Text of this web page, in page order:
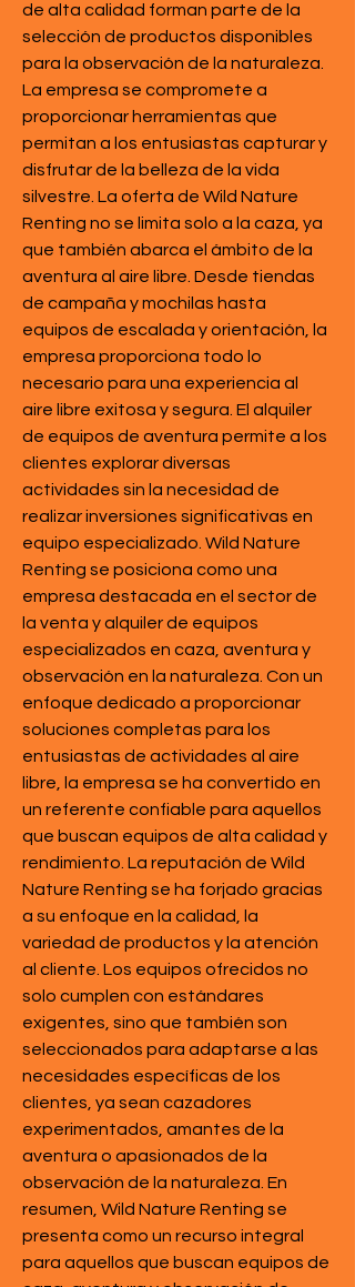
de alta calidad forman parte de la
selección de productos disponibles
para la observación de la naturaleza.
La empresa se compromete a
proporcionar herramientas que
permitan a los entusiastas capturar y
disfrutar de la belleza de la vida
silvestre. La oferta de Wild Nature
Renting no se limita solo a la caza, ya
que también abarca el ámbito de la
aventura al aire libre. Desde tiendas
de campaña y mochilas hasta
equipos de escalada y orientación, la
empresa proporciona todo lo
necesario para una experiencia al
aire libre exitosa y segura. El alquiler
de equipos de aventura permite a los
clientes explorar diversas
actividades sin la necesidad de
realizar inversiones significativas en
equipo especializado. Wild Nature
Renting se posiciona como una
empresa destacada en el sector de
la venta y alquiler de equipos
especializados en caza, aventura y
observación en la naturaleza. Con un
enfoque dedicado a proporcionar
soluciones completas para los
entusiastas de actividades al aire
libre, la empresa se ha convertido en
un referente confiable para aquellos
que buscan equipos de alta calidad y
rendimiento. La reputación de Wild
Nature Renting se ha forjado gracias
a su enfoque en la calidad, la
variedad de productos y la atención
al cliente. Los equipos ofrecidos no
solo cumplen con estándares
exigentes, sino que también son
seleccionados para adaptarse a las
necesidades específicas de los
clientes, ya sean cazadores
experimentados, amantes de la
aventura o apasionados de la
observación de la naturaleza. En
resumen, Wild Nature Renting se
presenta como un recurso integral
para aquellos que buscan equipos de